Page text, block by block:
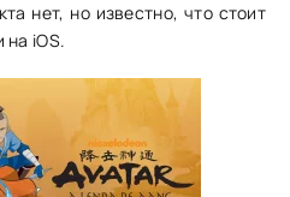
нет, но известно, что стоит
на iOS.